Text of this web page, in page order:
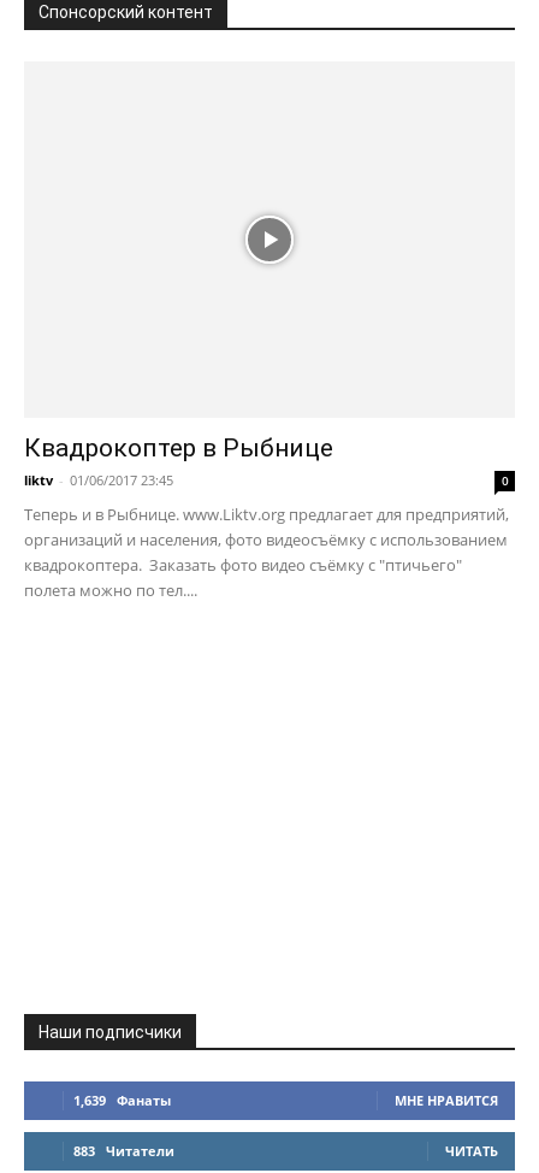
Спонсорский контент
Квадрокоптер в Рыбнице
liktv - 01/06/2017 23:45 0
Теперь и в Рыбнице. www.Liktv.org предлагает для предприятий,
организаций и населения, фото видеосъёмку с использованием
квадрокоптера. Заказать фото видео съёмку с "птичьего"
полета можно по тел....
Наши подписчики
1,639 Фанаты МНЕ НРАВИТСЯ
883 Читатели ЧИТАТЬ